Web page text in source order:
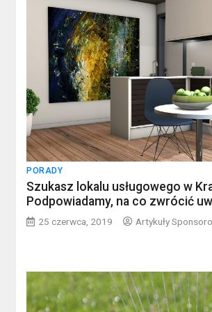
PORADY
Szukasz lokalu usługowego w
Podpowiadamy, na co zwrócić
25 czerwca, 2019 Artykuły